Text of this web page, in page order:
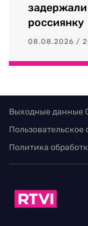
россиянку
08.08.2026 /
Выходные данные
Пользовательское
Политика